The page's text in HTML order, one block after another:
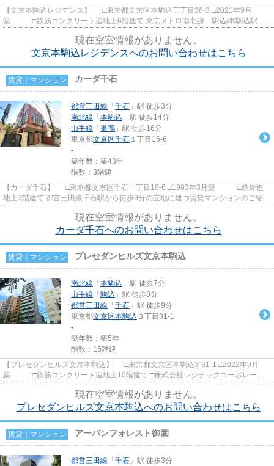
【文京本駒込レジデンス】 □東京都文京区本駒込三丁目36-3 □2021年9月
築 □鉄筋コンクリート造地上6階建て 東京メトロ南北線 駒込/本駒込駅ど
現在空室情報がありません。
文京本駒込レジデンスへのお問い合わせはこちら
賃貸｜マンション カーダ千石
都営三田線 「 千石 」駅 徒歩3分
南北線 「 本駒込 」駅 徒歩14分
山手線 「 巣鴨 」駅 徒歩16分
東京都文京区千石 １丁目16-6
-
築年数：築43年
階数：3階建
【カーダ千石】 □東京都文京区千石一丁目16-6 □1983年3月築 □鉄骨造
地上3階建て 都営三田線千石駅から徒歩3分の立地に建つ賃貸マンションのご紹介
現在空室情報がありません。
カーダ千石へのお問い合わせはこちら
賃貸｜マンション プレセダンヒルズ文京本駒込
南北線 「 本駒込 」駅 徒歩7分
山手線 「駒込 」駅 徒歩8分
都営三田線 「 千石 」駅 徒歩9分
東京都文京区本駒込 ３丁目31-1
-
築年数：築5年
階数：15階建
【プレセダンヒルズ文京本駒込】 □東京都文京区本駒込3-31-1 □2022年9月
築 □鉄筋コンクリート造地上10階建て □株式会社レジテックコーポレーシ
現在空室情報がありません。
プレセダンヒルズ文京本駒込へのお問い合わせはこちら
賃貸｜マンション アーバンフォレスト御園
都営三田線 「 千石 」駅 徒歩3分